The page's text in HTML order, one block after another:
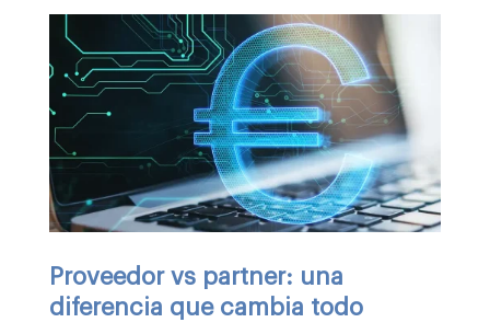
Proveedor vs partner: una
diferencia que cambia todo